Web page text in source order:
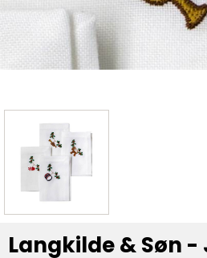
Langkilde & Søn